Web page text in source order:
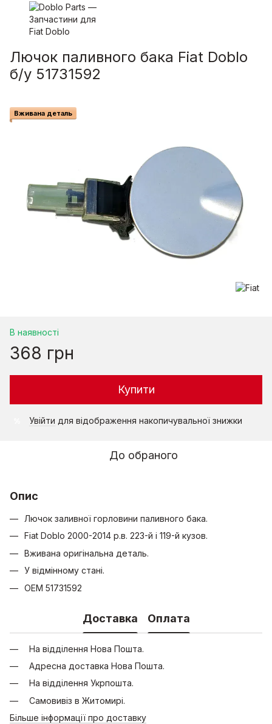
Лючок паливного бака Fiat Doblo
б/у 51731592
Вживана деталь
В наявності
368 грн
Купити
Увійти для відображення накопичувальної знижки
До обраного
Опис
Лючок заливної горловини паливного бака.
Fiat Doblo 2000-2014 р.в. 223-й і 119-й кузов.
Вживана оригінальна деталь.
У відмінному стані.
OEM 51731592
Доставка Оплата
На відділення Нова Пошта.
Адресна доставка Нова Пошта.
На відділення Укрпошта.
Самовивіз в Житомирі.
Більше інформації про доставку